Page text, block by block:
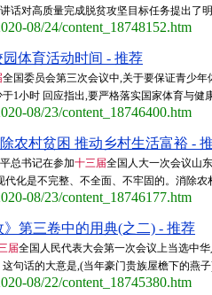
话对高质量完成脱贫攻坚目标任务提出了
08/24/content_18748152.htm
体育活动时间 - 推荐
全国委员会第三次会议中,关于要保证青少
1小时 回应指出,要严格落实国家体育与
08/23/content_18746400.htm
农村贫困 推动乡村生活富裕 -
总书记在参加十三届全国人大一次会议山
化是不完整、不全面、不牢固的。消除
08/23/content_18746177.htm
第三卷中的用典(之二) - 推荐
届全国人民代表大会第一次会议上当选中
句话的大意是,(当年豪门贵族屋檐下的燕
08/22/content_18745380.htm